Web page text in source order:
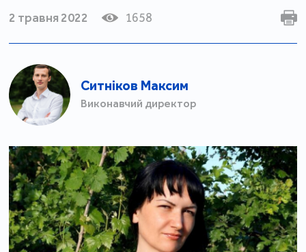
2 травня 2022 1658
Ситніков Максим
Виконавчий директор